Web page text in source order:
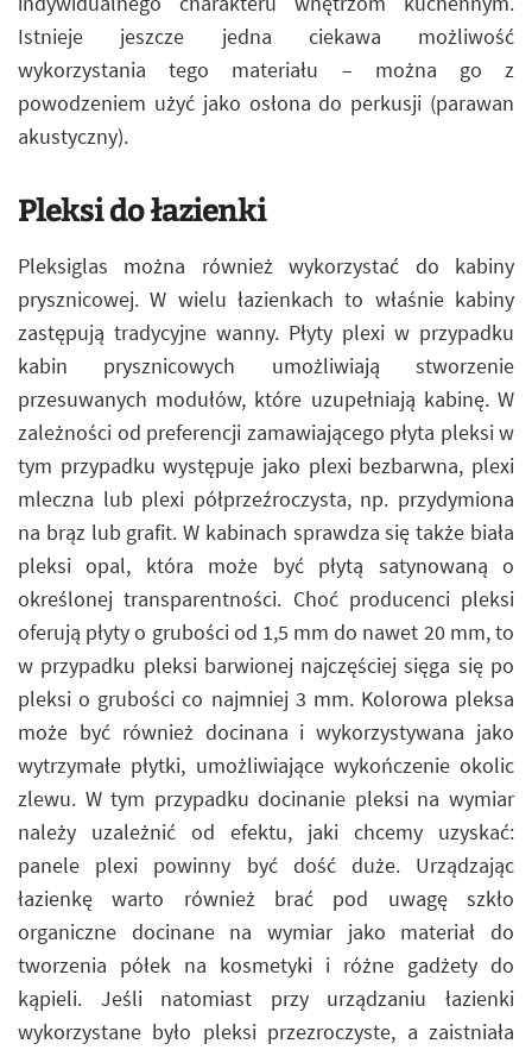
Istnieje jeszcze jedna ciekawa możliwość
wykorzystania tego materiału – można go z
powodzeniem użyć jako osłona do perkusji (parawan
akustyczny).
Pleksi do łazienki
Pleksiglas można również wykorzystać do kabiny
prysznicowej. W wielu łazienkach to właśnie kabiny
zastępują tradycyjne wanny. Płyty plexi w przypadku
kabin prysznicowych umożliwiają stworzenie
przesuwanych modułów, które uzupełniają kabinę. W
zależności od preferencji zamawiającego płyta pleksi w
tym przypadku występuje jako plexi bezbarwna, plexi
mleczna lub plexi półprzeźroczysta, np. przydymiona
na brąz lub grafit. W kabinach sprawdza się także biała
pleksi opal, która może być płytą satynowaną o
określonej transparentności. Choć producenci pleksi
oferują płyty o grubości od 1,5 mm do nawet 20 mm, to
w przypadku pleksi barwionej najczęściej sięga się po
pleksi o grubości co najmniej 3 mm. Kolorowa pleksa
może być również docinana i wykorzystywana jako
wytrzymałe płytki, umożliwiające wykończenie okolic
zlewu. W tym przypadku docinanie pleksi na wymiar
należy uzależnić od efektu, jaki chcemy uzyskać:
panele plexi powinny być dość duże. Urządzając
łazienkę warto również brać pod uwagę szkło
organiczne docinane na wymiar jako materiał do
tworzenia półek na kosmetyki i różne gadżety do
kąpieli. Jeśli natomiast przy urządzaniu łazienki
wykorzystane było pleksi przezroczyste, a zaistniała